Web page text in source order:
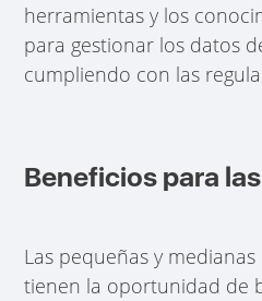
herramientas y los
para gestionar los datos
cumpliendo con las
Beneficios para
Las pequeñas y medianas
tienen la oportunidad de